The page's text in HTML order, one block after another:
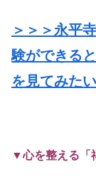
＞＞＞永平
験ができる
を見てみた
▼心を整える「